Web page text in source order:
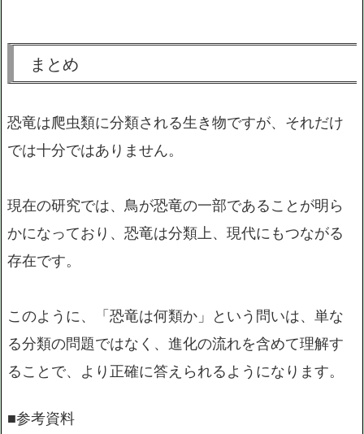
まとめ
恐竜は爬虫類に分類される生き物ですが、それだけ
では十分ではありません。
現在の研究では、鳥が恐竜の一部であることが明ら
かになっており、恐竜は分類上、現代にもつながる
存在です。
このように、「恐竜は何類か」という問いは、単な
る分類の問題ではなく、進化の流れを含めて理解す
ることで、より正確に答えられるようになります。
■参考資料